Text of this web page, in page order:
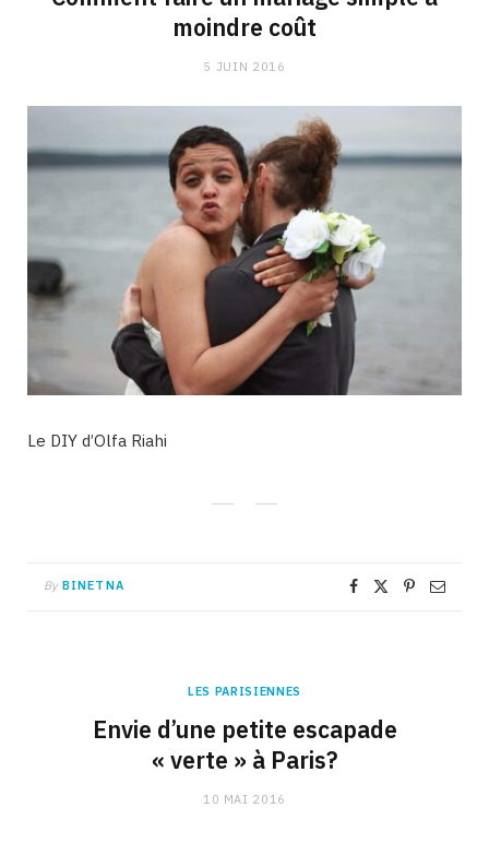
moindre coût
5 JUIN 2016
Le DIY d’Olfa Riahi
By BINETNA
LES PARISIENNES
Envie d’une petite escapade
« verte » à Paris?
10 MAI 2016